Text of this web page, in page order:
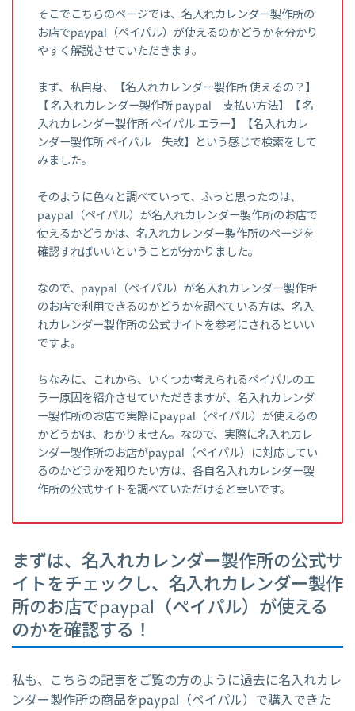
そこでこちらのページでは、名入れカレンダー製作所の
お店でpaypal（ペイパル）が使えるのかどうかを分かり
やすく解説させていただきます。
まず、私自身、【名入れカレンダー製作所 使えるの？】
【 名入れカレンダー製作所 paypal 支払い方法】【 名
入れカレンダー製作所 ペイパル エラー】【名入れカレ
ンダー製作所 ペイパル 失敗】という感じで検索をして
みました。
そのように色々と調べていって、ふっと思ったのは、
paypal（ペイパル）が名入れカレンダー製作所のお店で
使えるかどうかは、名入れカレンダー製作所のページを
確認すればいいということが分かりました。
なので、paypal（ペイパル）が名入れカレンダー製作所
のお店で利用できるのかどうかを調べている方は、名入
れカレンダー製作所の公式サイトを参考にされるといい
ですよ。
ちなみに、これから、いくつか考えられるペイパルのエ
ラー原因を紹介させていただきますが、名入れカレンダ
ー製作所のお店で実際にpaypal（ペイパル）が使えるの
かどうかは、わかりません。なので、実際に名入れカレ
ンダー製作所のお店がpaypal（ペイパル）に対応してい
るのかどうかを知りたい方は、各自名入れカレンダー製
作所の公式サイトを調べていただけると幸いです。
まずは、名入れカレンダー製作所の公式サ
イトをチェックし、名入れカレンダー製作
所のお店でpaypal（ペイパル）が使える
のかを確認する！
私も、こちらの記事をご覧の方のように過去に名入れカレ
ンダー製作所の商品をpaypal（ペイパル）で購入できた